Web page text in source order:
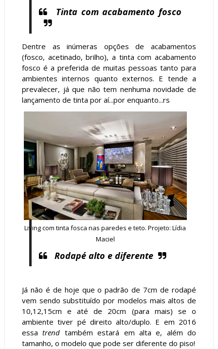
Tinta com acabamento fosco
Dentre as inúmeras opções de acabamentos
(fosco, acetinado, brilho), a tinta com acabamento
fosco é a preferida de muitas pessoas tanto para
ambientes internos quanto externos. E tende a
prevalecer, já que não tem nenhuma novidade de
lançamento de tinta por aí...por enquanto...rs
Living com tinta fosca nas paredes e teto. Projeto: Lídia
Maciel
Rodapé alto e diferente
Já não é de hoje que o padrão de 7cm de rodapé
vem sendo substituído por modelos mais altos de
10,12,15cm e até de 20cm (para mais) se o
ambiente tiver pé direito alto/duplo. E em 2016
essatrend também estará em alta e, além do
tamanho, o modelo que pode ser diferente do piso!